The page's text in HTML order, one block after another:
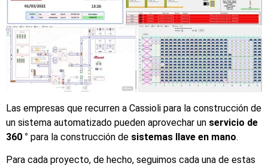
Las empresas que recurren a Cassioli para la construcción de
un sistema automatizado pueden aprovechar un servicio de
360 ​​° para la construcción de sistemas llave en mano.
Para cada proyecto, de hecho, seguimos cada una de estas